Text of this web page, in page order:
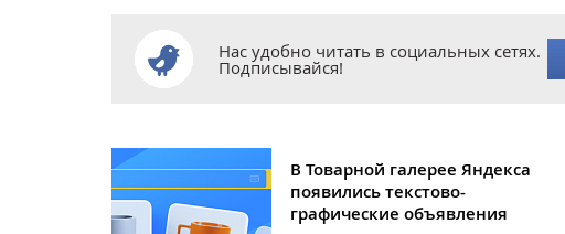
Нас удобно читать в социальных сетях.
Подписывайся!
В Товарной галерее Яндекса
появились текстово-
графические объявления